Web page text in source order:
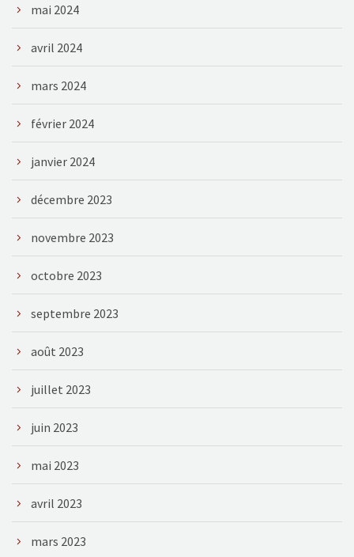
mai 2024
avril 2024
mars 2024
février 2024
janvier 2024
décembre 2023
novembre 2023
octobre 2023
septembre 2023
août 2023
juillet 2023
juin 2023
mai 2023
avril 2023
mars 2023